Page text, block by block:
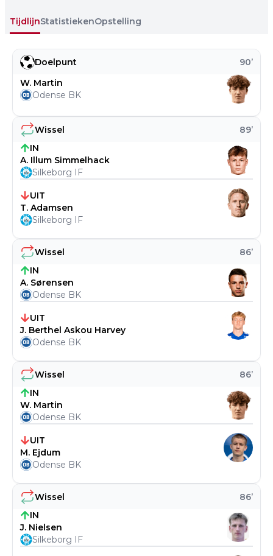
TijdlijnStatistiekenOpstelling
Wissel 86’
IN
J. Nielsen
Silkeborg IF
Wissel 86’
IN
W. Martin
Odense BK
UIT
M. Ejdum
Odense BK
Wissel 86’
IN
A. Sørensen
Odense BK
UIT
J. Berthel Askou Harvey
Odense BK
Wissel 89’
IN
A. Illum Simmelhack
Silkeborg IF
UIT
T. Adamsen
Silkeborg IF
Doelpunt 90’
W. Martin
Odense BK